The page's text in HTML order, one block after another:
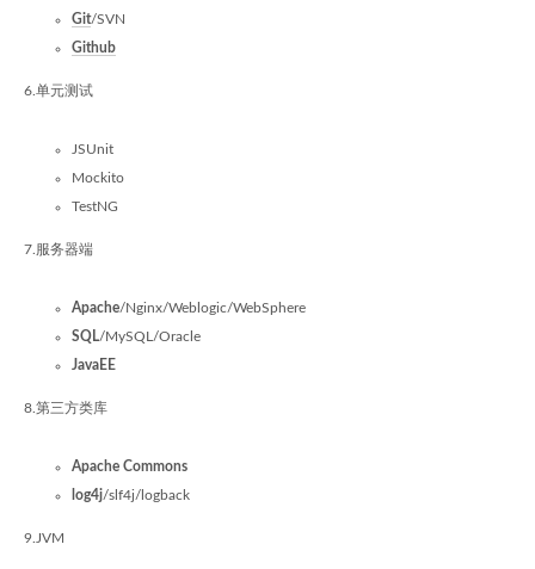
Git/SVN
Github
6.单元测试
JSUnit
Mockito
TestNG
7.服务器端
Apache/Nginx/Weblogic/WebSphere
SQL/MySQL/Oracle
JavaEE
8.第三方类库
Apache Commons
log4j/slf4j/logback
9.JVM